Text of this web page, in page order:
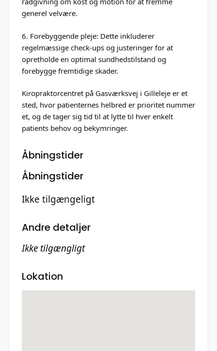
generel velvære.
6. Forebyggende pleje: Dette inkluderer
regelmæssige check-ups og justeringer for at
opretholde en optimal sundhedstilstand og
forebygge fremtidige skader.
Kiropraktorcentret på Gasværksvej i Gilleleje er et
sted, hvor patienternes helbred er prioritet nummer
et, og de tager sig tid til at lytte til hver enkelt
patients behov og bekymringer.
Åbningstider
Åbningstider
Ikke tilgængeligt
Andre detaljer
Ikke tilgængligt
Lokation